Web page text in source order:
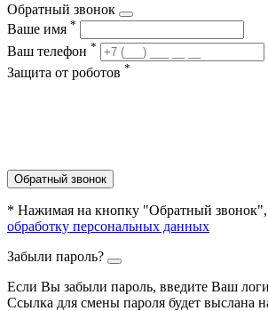
Обратный звонок
Ваше имя *
Ваш телефон *
Защита от роботов *
Обратный звонок
* Нажимая на кнопку "Обратный звонок",
обработку персональных данных
Забыли пароль?
Если Вы забыли пароль, введите Ваш
Ссылка для смены пароля будет выслана